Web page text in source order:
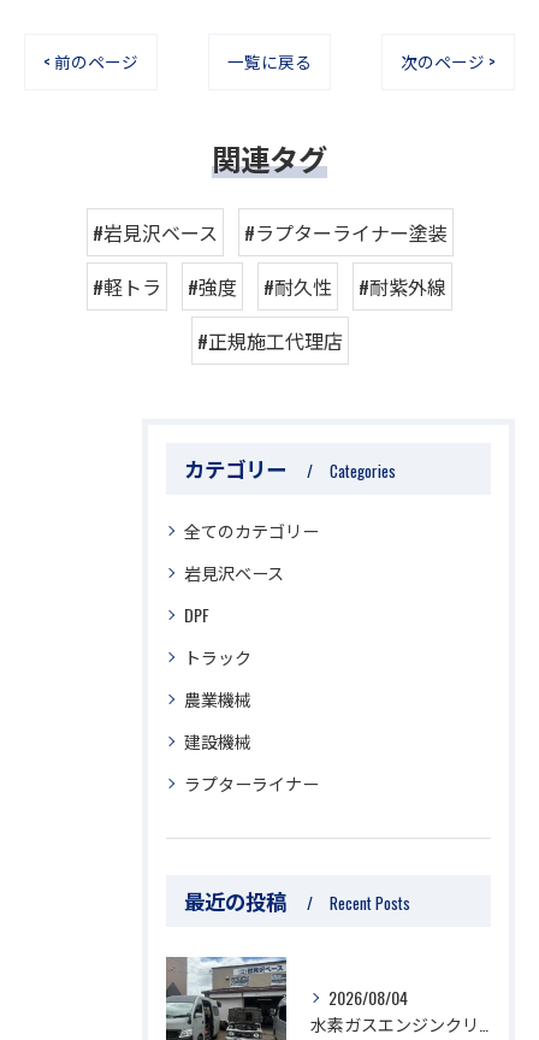
< 前のページ 一覧に戻る 次のページ >
関連タグ
#岩見沢ベース
#ラプターライナー塗装
#軽トラ
#強度 #耐久性
#耐紫外線
#正規施工代理店
カテゴリー Categories
全てのカテゴリー
岩見沢ベース
DPF
トラック
農業機械
建設機械
ラプターライナー
最近の投稿 Recent Posts
2026/08/04